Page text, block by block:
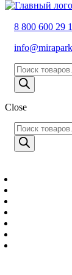
8 800 600 29
Поиск
товаров
Close
Поиск
товаров